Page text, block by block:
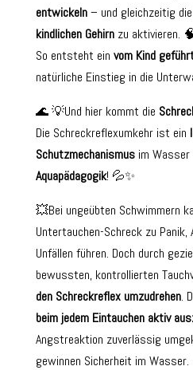
entwickeln– und gleichzeitig die
kindlichen Gehirnzu aktivieren.
So entsteht ein vom Kind
natürliche Einstieg in die
🌊 💡Und hier kommt die
Die Schreckreflexumkehr ist ein
Schutzmechanismusim Wasser
Aquapädagogik! 💦✨
💥Bei ungeübten Schwimmern
Untertauchen-Schreck zu
Unfällen führen. Doch durch
bewussten, kontrollierten
den Schreckreflex umzudrehen.
beim jedem Eintauchen aktiv
Angstreaktion zuverlässig
gewinnen Sicherheit im Wasser.